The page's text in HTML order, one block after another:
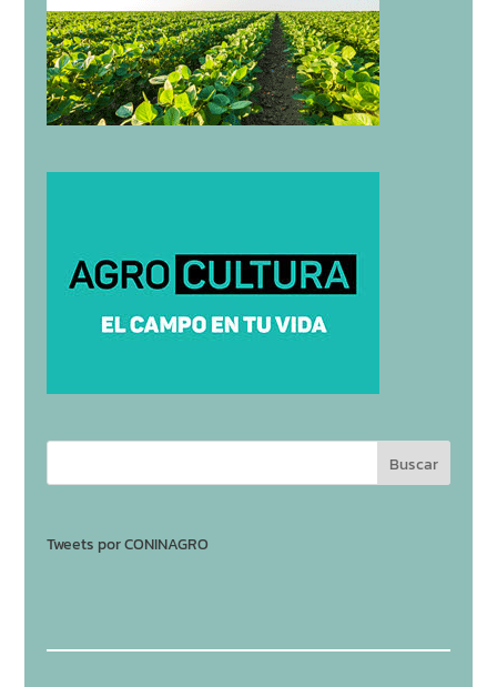
Tweets por CONINAGRO